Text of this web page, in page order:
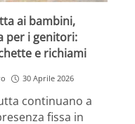
ai bambini,
per i genitori:
e richiami
30 Aprile 2026
continuano a
fissa in